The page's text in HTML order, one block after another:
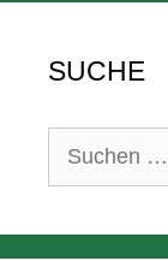
SUCHE
Suchen